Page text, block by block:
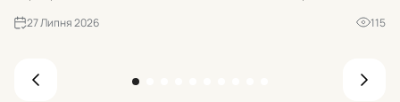
– у Гельсінкі наприкінці липня.
27 Липня 2026 115